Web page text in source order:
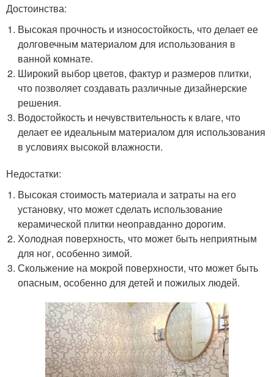
Достоинства:
Высокая прочность и износостойкость, что делает ее
долговечным материалом для использования в
ванной комнате.
Широкий выбор цветов, фактур и размеров плитки,
что позволяет создавать различные дизайнерские
решения.
Водостойкость и нечувствительность к влаге, что
делает ее идеальным материалом для использования
в условиях высокой влажности.
Недостатки:
Высокая стоимость материала и затраты на его
установку, что может сделать использование
керамической плитки неоправданно дорогим.
Холодная поверхность, что может быть неприятным
для ног, особенно зимой.
Скольжение на мокрой поверхности, что может быть
опасным, особенно для детей и пожилых людей.